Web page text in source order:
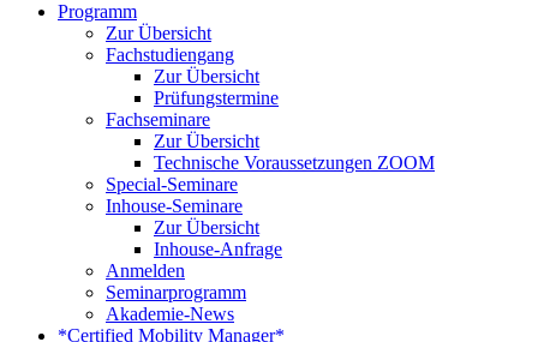
Programm
Zur Übersicht
Fachstudiengang
Zur Übersicht
Prüfungstermine
Fachseminare
Zur Übersicht
Technische Voraussetzungen ZOOM
Special-Seminare
Inhouse-Seminare
Zur Übersicht
Inhouse-Anfrage
Anmelden
Seminarprogramm
Akademie-News
*Certified Mobility Manager*